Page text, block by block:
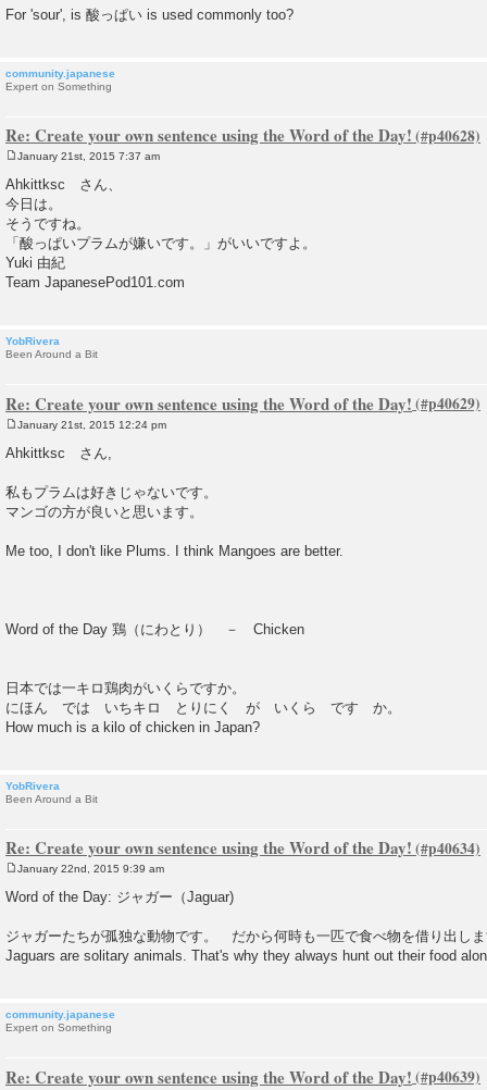
For 'sour', is 酸っぱい is used commonly too?
community.japanese
Expert on Something
Re: Create your own sentence using the Word of the Day!
o
s
t
January 21st, 2015 7:37 am
Ahkittksc さん、
今日は。
そうですね。
「酸っぱいプラムが嫌いです。」がいいですよ。
Yuki 由紀
Team JapanesePod101.com
YobRivera
Been Around a Bit
Re: Create your own sentence using the Word of the Day!
o
s
January 21st, 2015 12:24 pm
Ahkittksc さん,
私もプラムは好きじゃないです。
マンゴの方が良いと思います。
Me too, I don't like Plums. I think Mangoes are better.
Word of the Day 鶏（にわとり） － Chicken
日本では一キロ鶏肉がいくらですか。
にほん では いちキロ とりにく が いくら です か。
How much is a kilo of chicken in Japan?
YobRivera
Been Around a Bit
Re: Create your own sentence using the Word of the Day!
o
s
January 22nd, 2015 9:39 am
Word of the Day: ジャガー（Jaguar)
ジャガーたちが孤独な動物です。 だから何時も一匹で食べ物を借り出し
Jaguars are solitary animals. That's why they always hunt out their food
community.japanese
Expert on Something
Re: Create your own sentence using the Word of the Day!